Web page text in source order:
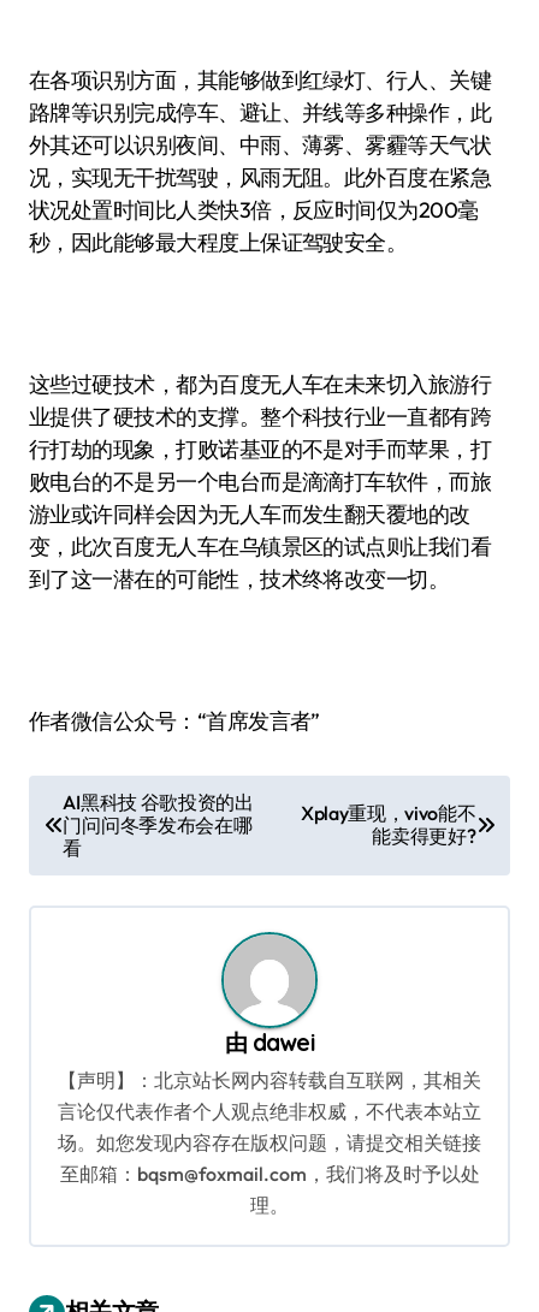
在各项识别方面，其能够做到红绿灯、行人、关键
路牌等识别完成停车、避让、并线等多种操作，此
外其还可以识别夜间、中雨、薄雾、雾霾等天气状
况，实现无干扰驾驶，风雨无阻。此外百度在紧急
状况处置时间比人类快3倍，反应时间仅为200毫
秒，因此能够最大程度上保证驾驶安全。
这些过硬技术，都为百度无人车在未来切入旅游行
业提供了硬技术的支撑。整个科技行业一直都有跨
行打劫的现象，打败诺基亚的不是对手而苹果，打
败电台的不是另一个电台而是滴滴打车软件，而旅
游业或许同样会因为无人车而发生翻天覆地的改
变，此次百度无人车在乌镇景区的试点则让我们看
到了这一潜在的可能性，技术终将改变一切。
作者微信公众号：“首席发言者”
章
导
航
AI黑科技 谷歌投资的出
门问问冬季发布会在哪
看
Xplay重现，vivo能不
能卖得更好?
由 dawei
【声明】：北京站长网内容转载自互联网，其相关
言论仅代表作者个人观点绝非权威，不代表本站立
场。如您发现内容存在版权问题，请提交相关链接
至邮箱：bqsm@foxmail.com，我们将及时予以处
理。